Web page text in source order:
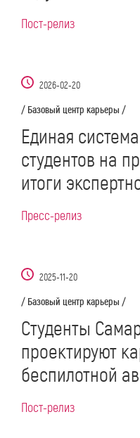
Пост-релиз
2026-02-20
/ Базовый центр карьеры /
Единая
студентов на
итоги
Пресс-релиз
2025-11-20
/ Базовый центр карьеры /
Студенты
проектируют
беспилотной
Пост-релиз